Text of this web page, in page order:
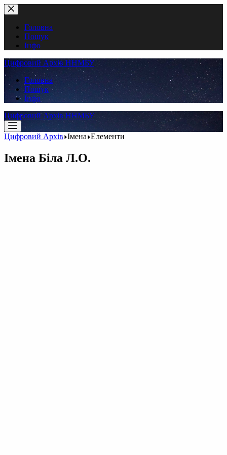
Перейти
до
вмістуГоловна
Пошук
Інфо
Цифровий Архів ННМБУ
Головна
Пошук
Інфо
Цифровий Архів ННМБУ
Цифровий Архів Імена Елементи
Імена Біла Л.О.